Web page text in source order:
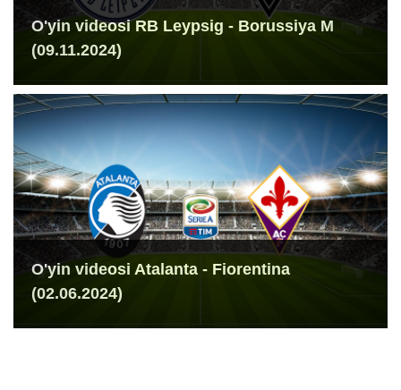
O'yin videosi RB Leypsig - Borussiya M
(09.11.2024)
O'yin videosi Atalanta - Fiorentina
(02.06.2024)